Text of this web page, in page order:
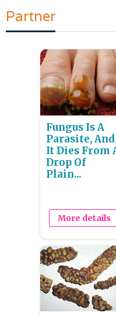
Partner
Fungus Is A
Parasite, And
It Dies From
Drop Of
Plain...
More details